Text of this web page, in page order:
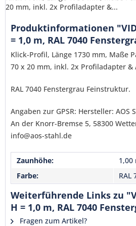
Ich habe die
verstanden und stimme zu. *
Mit * gekennzeichnete Felder
Senden
20 mm, inkl. 2x Profiladapter &...
Produktinformationen
= 1,0 m, RAL 7040
Klick-Profil, Länge 1730 mm, Maße
70 x 20 mm, inkl. 2x Profiladapter &
RAL 7040 Fenstergrau Feinstruktur.
Angaben zur GPSR: Hersteller: AOS
An der Knorr-Bremse 5, 58300
info@aos-stahl.de
Zaunhöhe:
1,00
Farbe:
RAL
Weiterführende Links zu
H = 1,0 m, RAL 7040
Fragen zum Artikel?